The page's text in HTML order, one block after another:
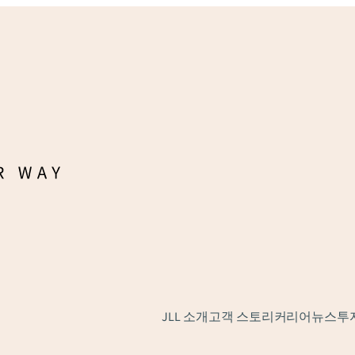
JLL 소개고객 스토리커리어뉴스투